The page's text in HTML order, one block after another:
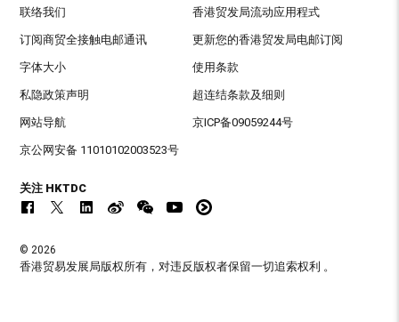
联络我们 香港贸发局流动应用程式
订阅商贸全接触电邮通讯 更新您的香港贸发局电邮订阅
字体大小 使用条款
私隐政策声明 超连结条款及细则
网站导航 京ICP备09059244号
京公网安备 11010102003523号
关注 HKTDC
© 2026
香港贸易发展局版权所有，对违反版权者保留一切追索权利 。